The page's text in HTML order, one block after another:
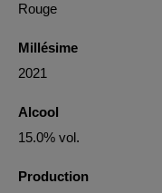
Rouge
Millésime
2021
Alcool
15.0% vol.
Production